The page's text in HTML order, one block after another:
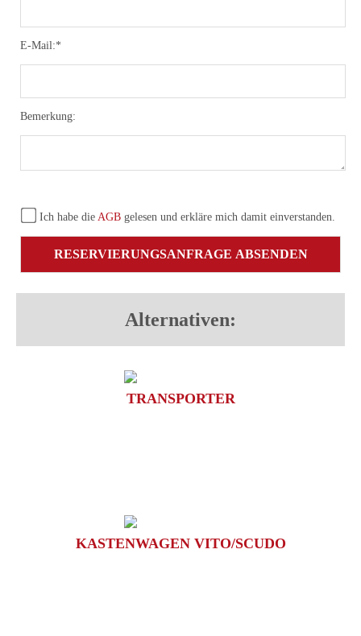
E-Mail:*
Bemerkung:
Ich habe die AGB gelesen und erkläre mich damit einverstanden.
Alternativen:
TRANSPORTER
KASTENWAGEN VITO/SCUDO